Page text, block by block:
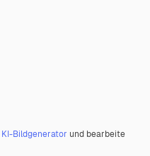
KI-Bildgenerator und bearbeite